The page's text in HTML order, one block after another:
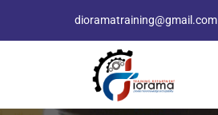
dioramatraining@gmail.com